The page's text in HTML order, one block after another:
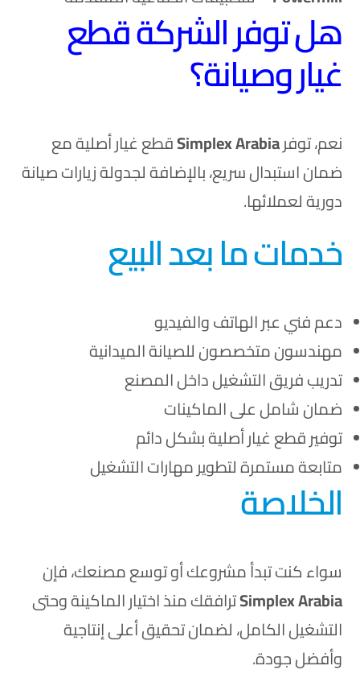
هل توفر الشركة قطع
غيار وصيانة؟
نعم، توفرSimplex Arabiaقطع غيار أصلية مع
ضمان استبدال سريع، بالإضافة لجدولة زيارات صيانة
دورية لعملائها.
خدمات ما بعد البيع
دعم فني عبر الهاتف والفيديو
مهندسون متخصصون للصيانة الميدانية
تدريب فريق التشغيل داخل المصنع
ضمان شامل على الماكينات
توفير قطع غيار أصلية بشكل دائم
متابعة مستمرة لتطوير مهارات التشغيل
الخلاصة
سواء كنت تبدأ مشروعك أو توسع مصنعك، فإن
Simplex Arabiaترافقك منذ اختيار الماكينة وحتى
التشغيل الكامل، لضمان تحقيق أعلى إنتاجية
وأفضل جودة.